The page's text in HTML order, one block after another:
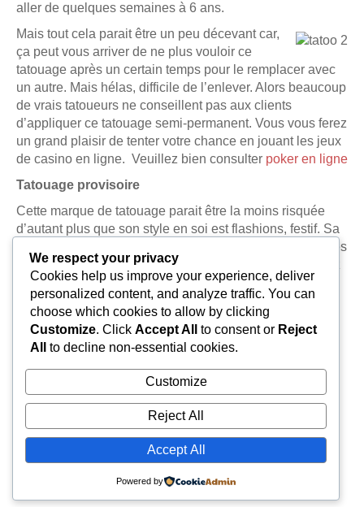
aller de quelques semaines à 6 ans.
Mais tout cela parait être un peu décevant car,
ça peut vous arriver de ne plus vouloir ce
tatouage après un certain temps pour le remplacer avec
un autre. Mais hélas, difficile de l’enlever. Alors beaucoup
de vrais tatoueurs ne conseillent pas aux clients
d’appliquer ce tatouage semi-permanent. Vous vous ferez
un grand plaisir de tenter votre chance en jouant les jeux
de casino en ligne. Veuillez bien consulter poker en ligne
Tatouage provisoire
Cette marque de tatouage parait être la moins risquée
d’autant plus que son style en soi est flashions, festif. Sa
durée comme le mot le dit n’est que provisoire. (Quelques
jours). Pour se débarrasser de ce tatouage, vous pouvez
simplement utiliser de l’eau et du savon, parfois avec de
l’alcool.
We respect your privacy
Cookies help us improve your experience, deliver
personalized content, and analyze traffic. You can
choose which cookies to allow by clicking
Customize. Click Accept All to consent or Reject
All
to decline non-essential cookies.
Customize
Reject All
Accept All
Powered by